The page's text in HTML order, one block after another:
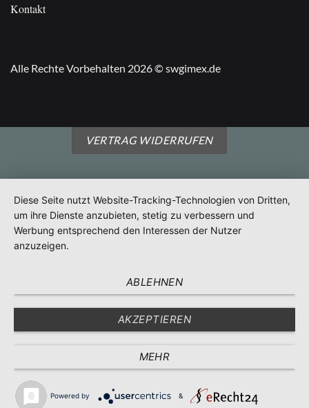
Kontakt
Alle Rechte Vorbehalten 2026 © swgimex.de
VERTRAG WIDERRUFEN
Diese Seite nutzt Website-Tracking-Technologien von Dritten,
um ihre Dienste anzubieten, stetig zu verbessern und
Werbung entsprechend den Interessen der Nutzer
anzuzeigen.
ABLEHNEN
AKZEPTIEREN
MEHR
Powered by &